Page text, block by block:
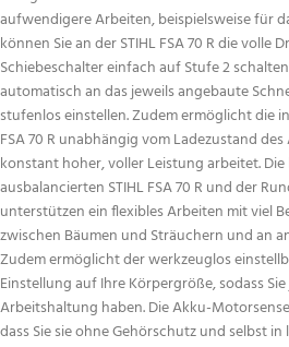
aufwendigere Arbeiten, beispielsweise für
können Sie an der STIHL FSA 70 R die volle
Schiebeschalter einfach auf Stufe 2
automatisch an das jeweils angebaute
stufenlos einstellen. Zudem ermöglicht die
FSA 70 R unabhängig vom Ladezustand
konstant hoher, voller Leistung arbeitet.
ausbalancierten STIHL FSA 70 R und der
unterstützen ein flexibles Arbeiten mit viel
zwischen Bäumen und Sträuchern und an
Zudem ermöglicht der werkzeuglos
Einstellung auf Ihre Körpergröße, sodass
Arbeitshaltung haben. Die Akku-
dass Sie sie ohne Gehörschutz und selbst